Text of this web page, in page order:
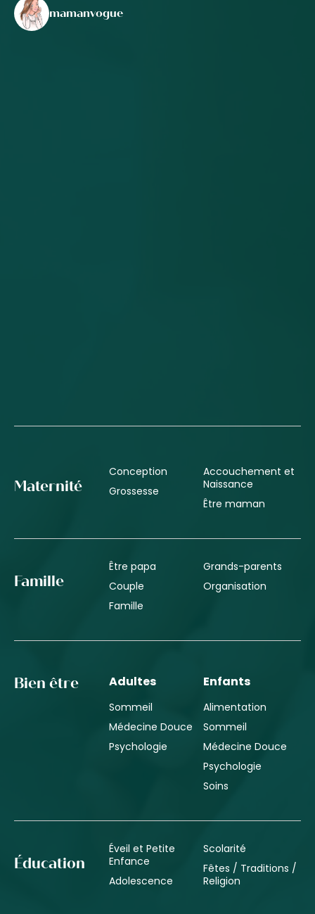
mamanvogue
Maternité
Conception
Grossesse
Accouchement et
Naissance
Être maman
Famille
Être papa
Couple
Famille
Grands-parents
Organisation
Bien être Adultes
Sommeil
Médecine Douce
Psychologie
Enfants
Alimentation
Sommeil
Médecine Douce
Psychologie
Soins
Éducation
Éveil et Petite
Enfance
Adolescence
Scolarité
Fêtes / Traditions /
Religion